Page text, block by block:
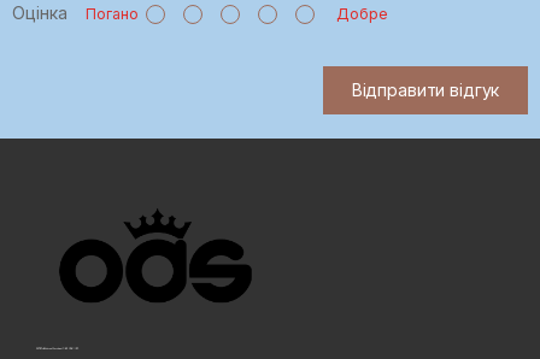
Оцінка Погано Добре
Відправити відгук